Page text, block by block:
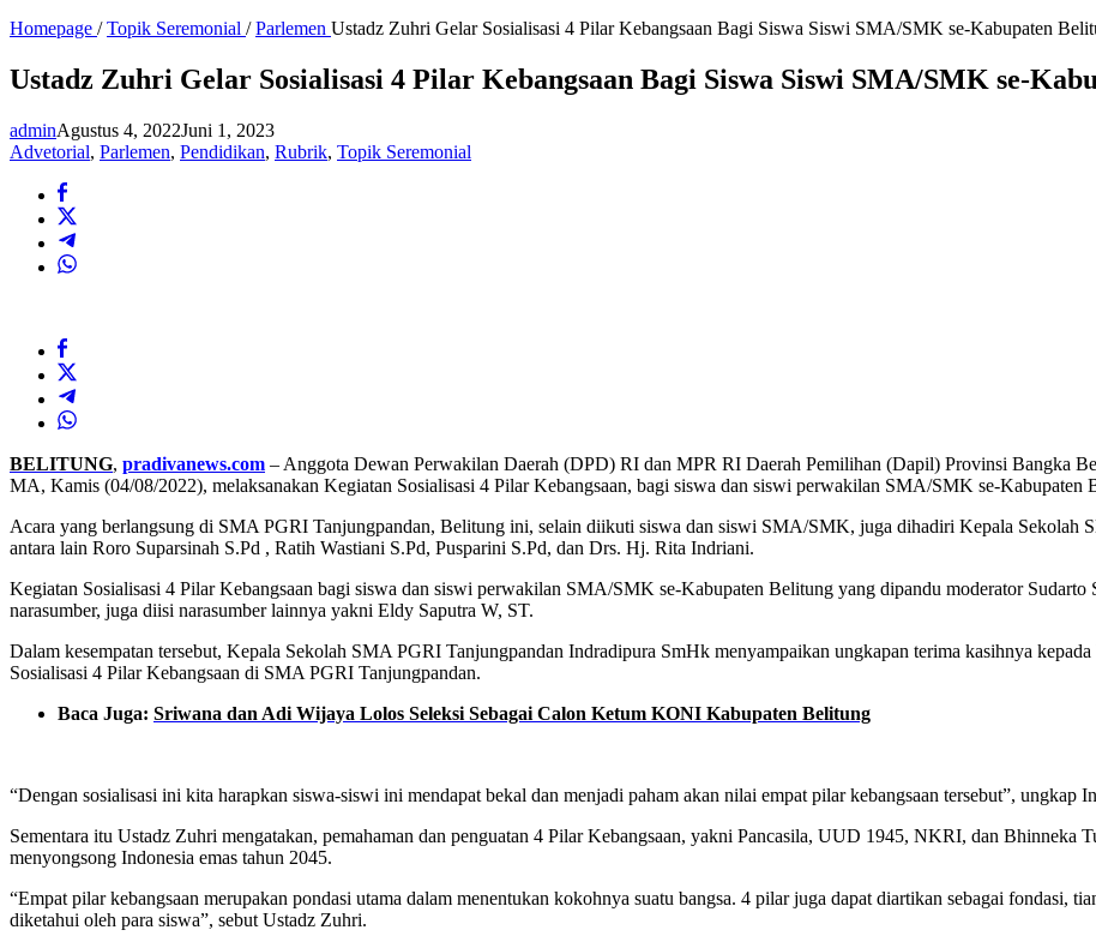
Homepage / Topik Seremonial / Parlemen Ustadz Zuhri Gelar Sosialisasi 4 Pilar Kebangsaan Bagi Siswa Siswi SMA/SMK se-Kabupaten
Ustadz Zuhri Gelar Sosialisasi 4 Pilar Kebangsaan Bagi Siswa Siswi SMA/SMK se-
adminAgustus 4, 2022Juni 1, 2023
Advetorial, Parlemen, Pendidikan, Rubrik, Topik Seremonial
BELITUNG, pradivanews.com – Anggota Dewan Perwakilan Daerah (DPD) RI dan MPR RI Daerah Pemilihan (Dapil) Provinsi Bangka
MA, Kamis (04/08/2022), melaksanakan Kegiatan Sosialisasi 4 Pilar Kebangsaan, bagi siswa dan siswi perwakilan SMA/SMK se-Kabupaten
Acara yang berlangsung di SMA PGRI Tanjungpandan, Belitung ini, selain diikuti siswa dan siswi SMA/SMK, juga dihadiri Kepala Sekolah
antara lain Roro Suparsinah S.Pd , Ratih Wastiani S.Pd, Pusparini S.Pd, dan Drs. Hj. Rita Indriani.
Kegiatan Sosialisasi 4 Pilar Kebangsaan bagi siswa dan siswi perwakilan SMA/SMK se-Kabupaten Belitung yang dipandu moderator
narasumber, juga diisi narasumber lainnya yakni Eldy Saputra W, ST.
Dalam kesempatan tersebut, Kepala Sekolah SMA PGRI Tanjungpandan Indradipura SmHk menyampaikan ungkapan terima kasihnya
Sosialisasi 4 Pilar Kebangsaan di SMA PGRI Tanjungpandan.
Baca Juga: Sriwana dan Adi Wijaya Lolos Seleksi Sebagai Calon Ketum KONI Kabupaten Belitung
“Dengan sosialisasi ini kita harapkan siswa-siswi ini mendapat bekal dan menjadi paham akan nilai empat pilar kebangsaan tersebut”, ungkap
Sementara itu Ustadz Zuhri mengatakan, pemahaman dan penguatan 4 Pilar Kebangsaan, yakni Pancasila, UUD 1945, NKRI, dan Bhinneka
menyongsong Indonesia emas tahun 2045.
“Empat pilar kebangsaan merupakan pondasi utama dalam menentukan kokohnya suatu bangsa. 4 pilar juga dapat diartikan sebagai fondasi,
diketahui oleh para siswa”, sebut Ustadz Zuhri.